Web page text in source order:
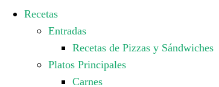
Recetas
Entradas
Recetas de Pizzas y Sándwiches
Platos Principales
Carnes